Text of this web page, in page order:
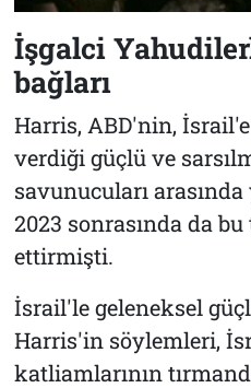
İşgalci
bağları
Harris, ABD'nin,
verdiği güçlü ve
savunucuları
2023 sonrasında da
ettirmişti.
İsrail'le geleneksel
Harris'in söylemleri,
katliamlarının